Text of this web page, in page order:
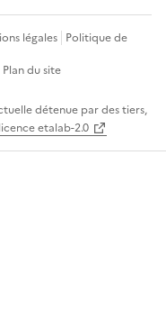
légales Politique de
Plan du site
détenue par des tiers,
licence etalab-2.0